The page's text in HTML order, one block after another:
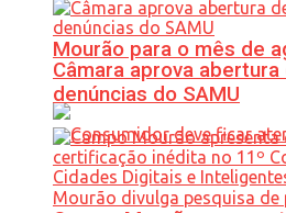
Mourão para o mês de
Câmara aprova
denúncias do SAMU